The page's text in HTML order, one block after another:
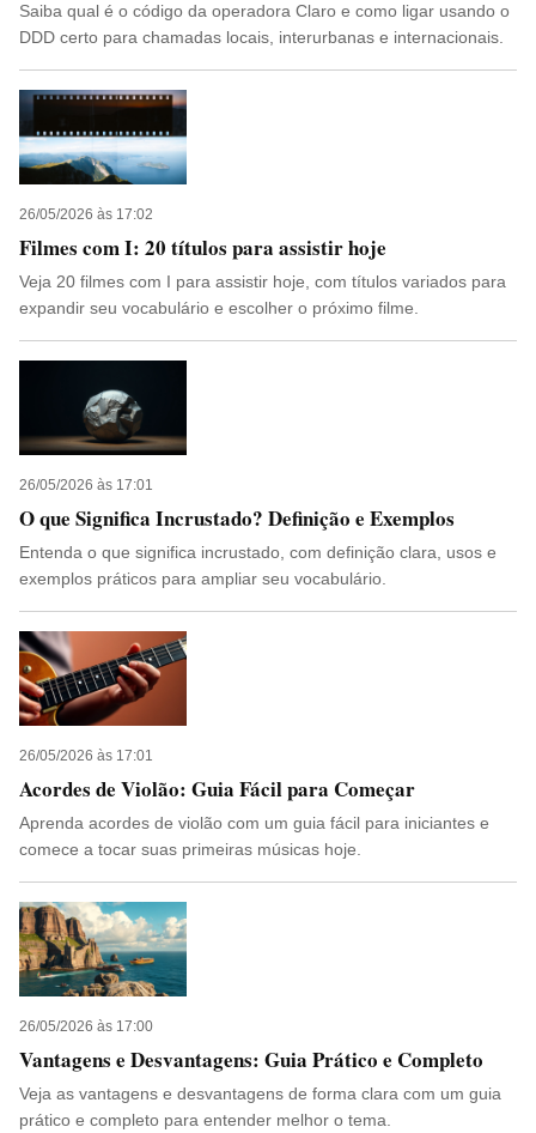
Saiba qual é o código da operadora Claro e como ligar usando o
DDD certo para chamadas locais, interurbanas e internacionais.
26/05/2026 às 17:02
Filmes com I: 20 títulos para assistir hoje
Veja 20 filmes com I para assistir hoje, com títulos variados para
expandir seu vocabulário e escolher o próximo filme.
26/05/2026 às 17:01
O que Significa Incrustado? Definição e Exemplos
Entenda o que significa incrustado, com definição clara, usos e
exemplos práticos para ampliar seu vocabulário.
26/05/2026 às 17:01
Acordes de Violão: Guia Fácil para Começar
Aprenda acordes de violão com um guia fácil para iniciantes e
comece a tocar suas primeiras músicas hoje.
26/05/2026 às 17:00
Vantagens e Desvantagens: Guia Prático e Completo
Veja as vantagens e desvantagens de forma clara com um guia
prático e completo para entender melhor o tema.